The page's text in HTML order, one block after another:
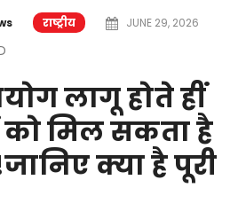
राष्ट्रीय
JUNE 29, 2026
लागू होते हीं
को मिल सकता है
क्या है पूरी